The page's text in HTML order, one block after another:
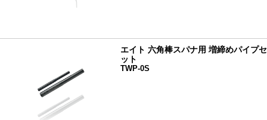
エイト 六角棒スパナ用 増締めパイプセ
ット
TWP-0S